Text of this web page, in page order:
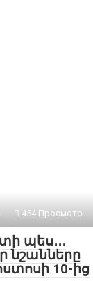
454 Просмотр
պես․․․
նշանները
10-ից